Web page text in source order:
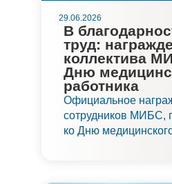
29.06.2026
В
труд:
коллектива
Дню
работника
Официальное
сотрудников МИБС,
ко Дню